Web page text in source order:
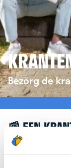
Bezorg de
📰 EEN
Leuk dat je